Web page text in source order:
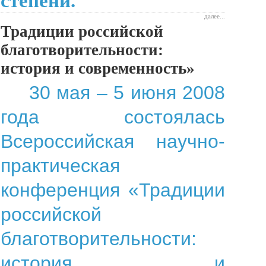
далее...
Традиции российской
благотворительности:
история и современность»
30 мая – 5 июня 2008
года состоялась
Всероссийская научно-
практическая
конференция «Традиции
российской
благотворительности: